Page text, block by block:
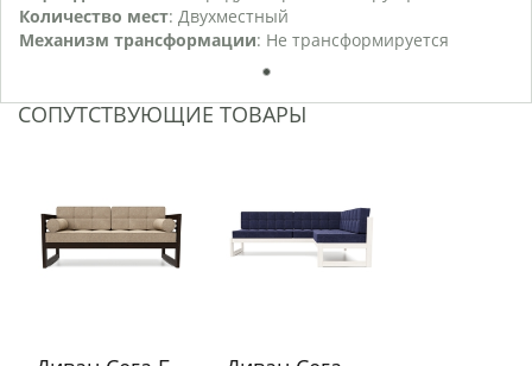
Количество мест: Двухместный
Механизм трансформации: Не трансформируется
1
СОПУТСТВУЮЩИЕ ТОВАРЫ